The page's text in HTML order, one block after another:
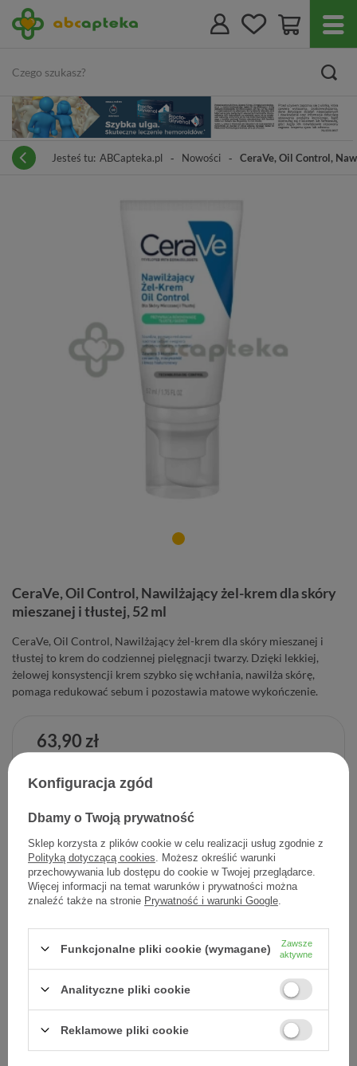
Jesteś tu: ABCapteka.pl Nowości CeraVe, Oil Control,
CeraVe, Oil Control, Nawilżający żel-krem dla skóry
mieszanej i tłustej, 52 ml
CeraVe, Oil Control, Nawilżający żel-krem dla skóry mieszanej i
tłustej to krem do codziennej pielęgnacji twarzy. Dzięki lekkiej,
żelowej konsystencji krem szybko się wchłania, nawilża skórę,
pomaga redukować sebum i pozostawia matowe wykończenie.
63,90 zł
Dodaj do listy zakupowej
Kod produktu:
3337875904513
DARMOWA DOSTAWA
Konfiguracja zgód
Dbamy o Twoją prywatność
Sklep korzysta z plików cookie w celu realizacji usług zgodnie z
Polityką dotyczącą cookies . Możesz określić warunki
przechowywania lub dostępu do cookie w Twojej przeglądarce.
Więcej informacji na temat warunków i prywatności można
znaleźć także na stronie Prywatność i warunki Google
Funkcjonalne pliki cookie (wymagane)
Zawsze
aktywne
Analityczne pliki cookie
Reklamowe pliki cookie